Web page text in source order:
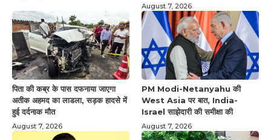
August 7, 2026
पिता की कब्र के पास दफनाया जाएगा
अतीक अहमद का लाडला, सड़क हादसे में
हुई दर्दनाक मौत
August 7, 2026
PM Modi-Netanyahu की
West Asia पर बात, India-
Israel साझेदारी की समीक्षा की
August 7, 2026